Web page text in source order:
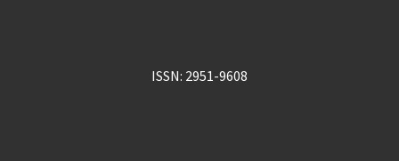
ISSN: 2951-9608